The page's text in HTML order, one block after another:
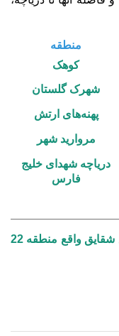
منطقه
کوهک
شهرک گلستان
پهنه‌های ارتش
مروارید شهر
دریاچه شهدای خلیج
فارس
مجتمع شقایق واقع منطقه 22